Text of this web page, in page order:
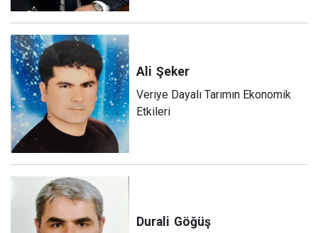
Ali Şeker
Veriye Dayalı Tarımın Ekonomik
Etkileri
Durali Göğüş